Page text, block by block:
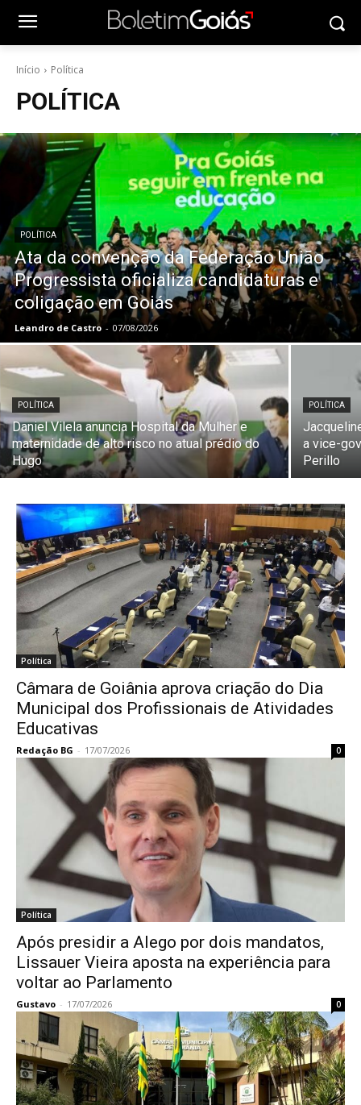
Início Política
POLÍTICA
POLÍTICA
Ata da convenção da Federação União
Progressista oficializa candidaturas e
coligação em Goiás
Leandro de Castro - 07/08/2026
POLÍTICA
Daniel Vilela anuncia Hospital da Mulher e
maternidade de alto risco no atual prédio do
Hugo
POLÍTICA
a vice-
Perillo
Política
Câmara de Goiânia aprova criação do Dia
Municipal dos Profissionais de Atividades
Educativas
Redação BG - 17/07/2026 0
Política
Após presidir a Alego por dois mandatos,
Lissauer Vieira aposta na experiência para
voltar ao Parlamento
Gustavo - 17/07/2026 0